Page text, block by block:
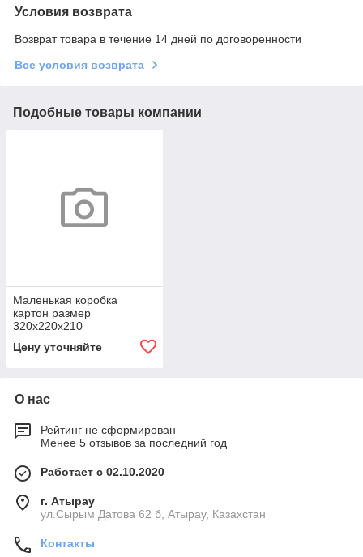
Условия возврата
Возврат товара в течение 14 дней по договоренности
Все условия возврата
Подобные товары компании
Маленькая коробка
картон размер
320х220х210
Цену уточняйте
О нас
Рейтинг не сформирован
Менее 5 отзывов за последний год
Работает с 02.10.2020
г. Атырау
ул.Сырым Датова 62 б, Атырау, Казахстан
Контакты